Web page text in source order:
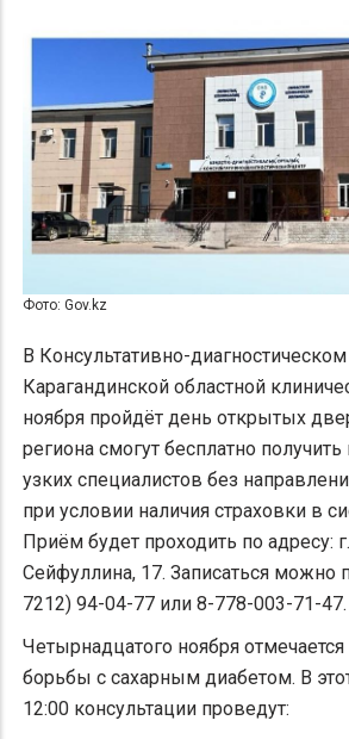
Фото: Gov.kz
В Консультативно-
Карагандинской областной
ноября пройдёт день открытых
региона смогут бесплатно получить
узких специалистов без
при условии наличия страховки в
Приём будет проходить по адресу:
Сейфуллина, 17. Записаться можно
7212) 94-04-77 или 8-778-003-71-47.
Четырнадцатого ноября
борьбы с сахарным диабетом. В
12:00 консультации проведут: